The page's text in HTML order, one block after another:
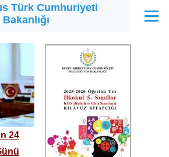
Türk Cumhuriyeti
Menü
24